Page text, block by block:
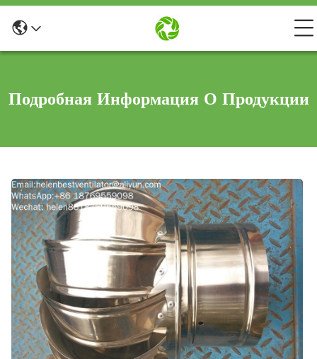
Подробная Информация О Продукции